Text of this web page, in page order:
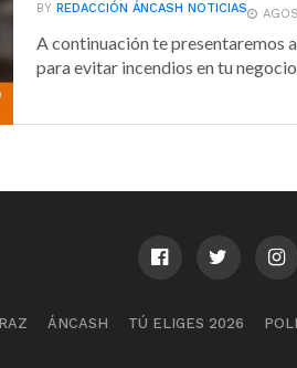
BYREDACCIÓN ÁNCASH NOTICIAS
A continuación te presentaremos
para evitar incendios en tu
ÁNCASH TÚ ELIGES 2026